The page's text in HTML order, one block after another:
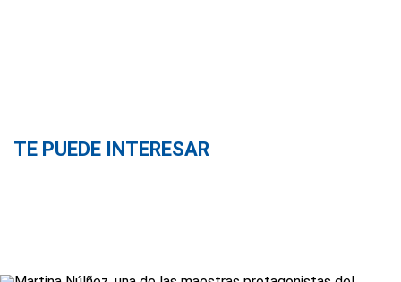
TE PUEDE INTERESAR